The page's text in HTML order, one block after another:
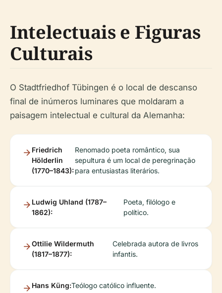
Intelectuais e Figuras
Culturais
O Stadtfriedhof Tübingen é o local de descanso
final de inúmeros luminares que moldaram a
paisagem intelectual e cultural da Alemanha:
Friedrich
Hölderlin
(1770–1843):
Renomado poeta romântico, sua
sepultura é um local de peregrinação
para entusiastas literários.
Ludwig Uhland (1787–
1862):
Poeta, filólogo e
político.
Ottilie Wildermuth
(1817–1877):
Celebrada autora de livros
infantis.
Hans Küng:Teólogo católico influente.